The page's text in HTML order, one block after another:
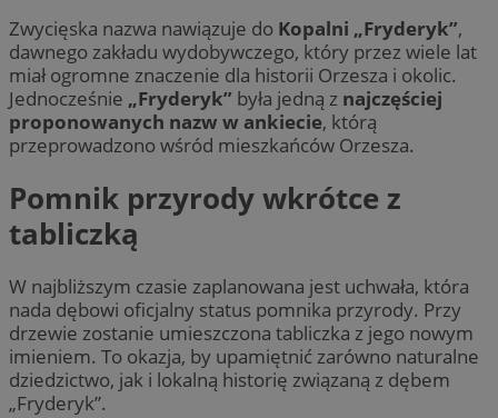
Zwycięska nazwa nawiązuje do Kopalni „Fryderyk”,
dawnego zakładu wydobywczego, który przez wiele lat
miał ogromne znaczenie dla historii Orzesza i okolic.
Jednocześnie „Fryderyk” była jedną z najczęściej
proponowanych nazw w ankiecie, którą
przeprowadzono wśród mieszkańców Orzesza.
Pomnik przyrody wkrótce z
tabliczką
W najbliższym czasie zaplanowana jest uchwała, która
nada dębowi oficjalny status pomnika przyrody. Przy
drzewie zostanie umieszczona tabliczka z jego nowym
imieniem. To okazja, by upamiętnić zarówno naturalne
dziedzictwo, jak i lokalną historię związaną z dębem
„Fryderyk”.